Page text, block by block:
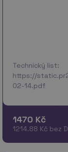
Technický list:
https://
02-14.pdf
1470 Kč
1214.88 Kč bez